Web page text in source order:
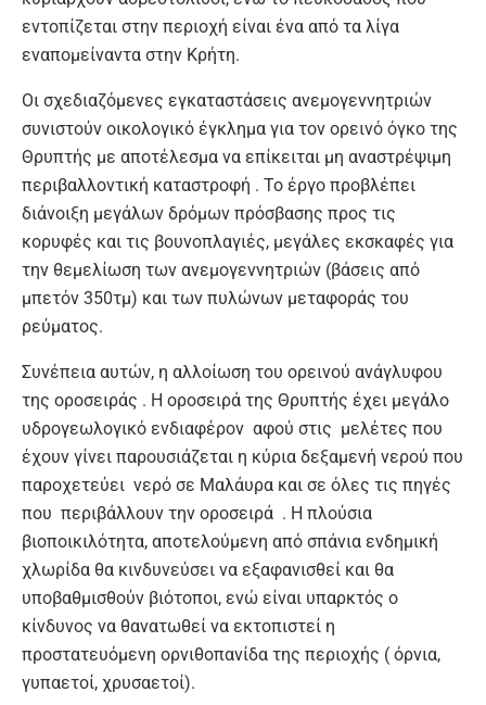
εντοπίζεται στην περιοχή είναι ένα από τα λίγα
εναπομείναντα στην Κρήτη.
Οι σχεδιαζόμενες εγκαταστάσεις ανεμογεννητριών
συνιστούν οικολογικό έγκλημα για τον ορεινό όγκο της
Θρυπτής με αποτέλεσμα να επίκειται μη αναστρέψιμη
περιβαλλοντική καταστροφή . Το έργο προβλέπει
διάνοιξη μεγάλων δρόμων πρόσβασης προς τις
κορυφές και τις βουνοπλαγιές, μεγάλες εκσκαφές για
την θεμελίωση των ανεμογεννητριών (βάσεις από
μπετόν 350τμ) και των πυλώνων μεταφοράς του
ρεύματος.
Συνέπεια αυτών, η αλλοίωση του ορεινού ανάγλυφου
της οροσειράς . Η οροσειρά της Θρυπτής έχει μεγάλο
υδρογεωλογικό ενδιαφέρον αφού στις μελέτες που
έχουν γίνει παρουσιάζεται η κύρια δεξαμενή νερού που
παροχετεύει νερό σε Μαλάυρα και σε όλες τις πηγές
που περιβάλλουν την οροσειρά . Η πλούσια
βιοποικιλότητα, αποτελούμενη από σπάνια ενδημική
χλωρίδα θα κινδυνεύσει να εξαφανισθεί και θα
υποβαθμισθούν βιότοποι, ενώ είναι υπαρκτός ο
κίνδυνος να θανατωθεί να εκτοπιστεί η
προστατευόμενη ορνιθοπανίδα της περιοχής ( όρνια,
γυπαετοί, χρυσαετοί).